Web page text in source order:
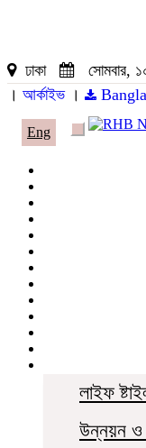
ঢাকা সোমবার,
। আর্কাইভ ।
Eng
Toggle
লাইফ
উন্নয়ন ও